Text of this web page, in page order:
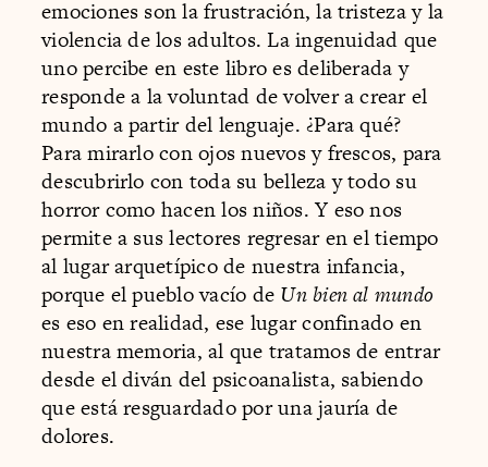
emociones son la frustración, la tristeza y la
violencia de los adultos. La ingenuidad que
uno percibe en este libro es deliberada y
responde a la voluntad de volver a crear el
mundo a partir del lenguaje. ¿Para qué?
Para mirarlo con ojos nuevos y frescos, para
descubrirlo con toda su belleza y todo su
horror como hacen los niños. Y eso nos
permite a sus lectores regresar en el tiempo
al lugar arquetípico de nuestra infancia,
porque el pueblo vacío de Un bien al mundo
es eso en realidad, ese lugar confinado en
nuestra memoria, al que tratamos de entrar
desde el diván del psicoanalista, sabiendo
que está resguardado por una jauría de
dolores.